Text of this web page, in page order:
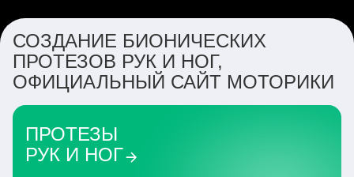
СОЗДАНИЕ БИОНИЧЕСКИХ
ПРОТЕЗОВ РУК И НОГ,
ОФИЦИАЛЬНЫЙ САЙТ МОТОРИКИ
ПРОТЕЗЫ
РУК И НОГ